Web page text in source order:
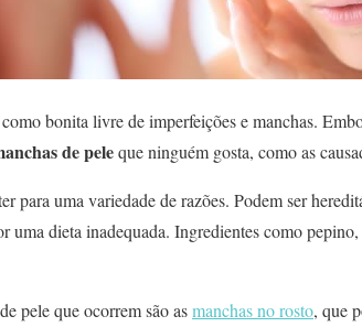
bonita livre de imperfeições e manchas.
de peleque ninguém gosta, como as
para uma variedade de razões. Podem ser
uma dieta inadequada. Ingredientes como
pele que ocorrem são asmanchas no rosto, que